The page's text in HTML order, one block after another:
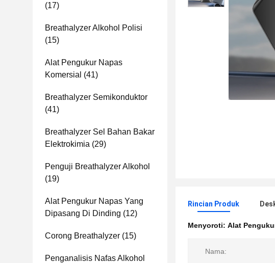
(17)
Breathalyzer Alkohol Polisi
(15)
Alat Pengukur Napas
Komersial (41)
Breathalyzer Semikonduktor
(41)
Breathalyzer Sel Bahan Bakar
Elektrokimia (29)
Penguji Breathalyzer Alkohol
(19)
Alat Pengukur Napas Yang
Dipasang Di Dinding (12)
Corong Breathalyzer (15)
Penganalisis Nafas Alkohol
Rincian Produk
Menyoroti: Alat
Nama: